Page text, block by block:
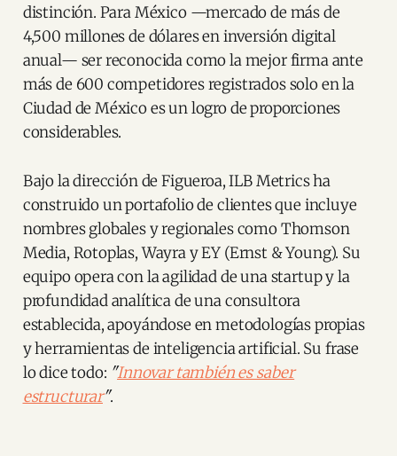
distinción. Para México —mercado de más de
4,500 millones de dólares en inversión digital
anual— ser reconocida como la mejor firma ante
más de 600 competidores registrados solo en la
Ciudad de México es un logro de proporciones
considerables.
Bajo la dirección de Figueroa, ILB Metrics ha
construido un portafolio de clientes que incluye
nombres globales y regionales como Thomson
Media, Rotoplas, Wayra y EY (Ernst & Young). Su
equipo opera con la agilidad de una startup y la
profundidad analítica de una consultora
establecida, apoyándose en metodologías propias
y herramientas de inteligencia artificial. Su frase
lo dice todo: "Innovar también es saber
estructurar".